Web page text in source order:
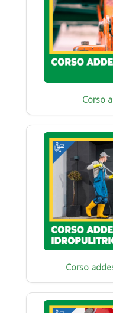
Corso
Corso